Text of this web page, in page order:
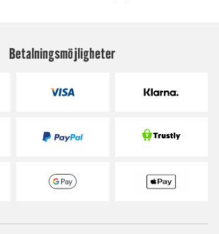
Betalningsmöjligheter